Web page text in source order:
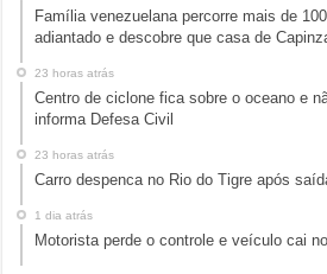
Família venezuelana percorre mais de
adiantado e descobre que casa de
23 horas atrás
Centro de ciclone fica sobre o oceano e
informa Defesa Civil
23 horas atrás
Carro despenca no Rio do Tigre após
1 dia atrás
Motorista perde o controle e veículo cai